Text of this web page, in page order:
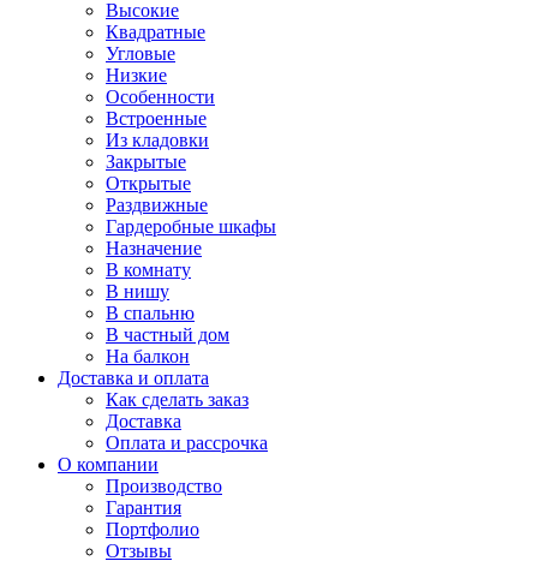
Высокие
Квадратные
Угловые
Низкие
Особенности
Встроенные
Из кладовки
Закрытые
Открытые
Раздвижные
Гардеробные шкафы
Назначение
В комнату
В нишу
В спальню
В частный дом
На балкон
Доставка и оплата
Как сделать заказ
Доставка
Оплата и рассрочка
О компании
Производство
Гарантия
Портфолио
Отзывы